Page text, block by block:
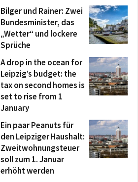
Bilger und Rainer: Zwei
Bundesminister, das
„Wetter“ und lockere
Sprüche
A drop in the ocean for
Leipzig’s budget: the
tax on second homes is
set to rise from 1
January
Ein paar Peanuts für
den Leipziger Haushalt:
Zweitwohnungsteuer
soll zum 1. Januar
erhöht werden